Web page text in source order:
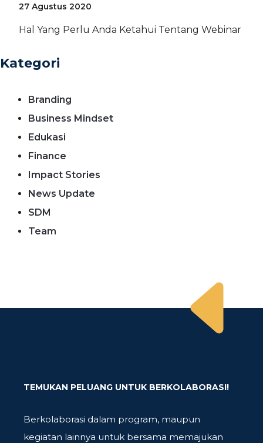
27 Agustus 2020
Hal Yang Perlu Anda Ketahui Tentang Webinar
Kategori
Branding
Business Mindset
Edukasi
Finance
Impact Stories
News Update
SDM
Team
TEMUKAN PELUANG UNTUK BERKOLABORASI!
Berkolaborasi dalam program, maupun
kegiatan lainnya untuk bersama memajukan